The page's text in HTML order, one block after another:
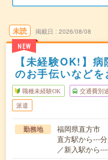
未読
NEW
掲載日 2026/08/08
【未経験OK!】
のお手伝いなどを
職種未経験OK 交通費別
派遣
勤務地
福岡県直方市
直方駅から---
／新入駅から